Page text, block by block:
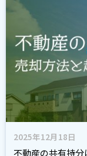
2025年12月18日
不動産の共有持